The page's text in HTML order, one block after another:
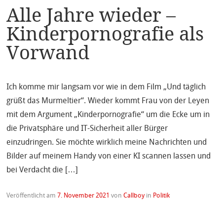
Alle Jahre wieder –
Kinderpornografie als
Vorwand
Ich komme mir langsam vor wie in dem Film „Und täglich
grüßt das Murmeltier“. Wieder kommt Frau von der Leyen
mit dem Argument „Kinderpornografie“ um die Ecke um in
die Privatsphäre und IT-Sicherheit aller Bürger
einzudringen. Sie möchte wirklich meine Nachrichten und
Bilder auf meinem Handy von einer KI scannen lassen und
bei Verdacht die […]
Veröffentlicht am7. November 2021 vonCallboy in Politik